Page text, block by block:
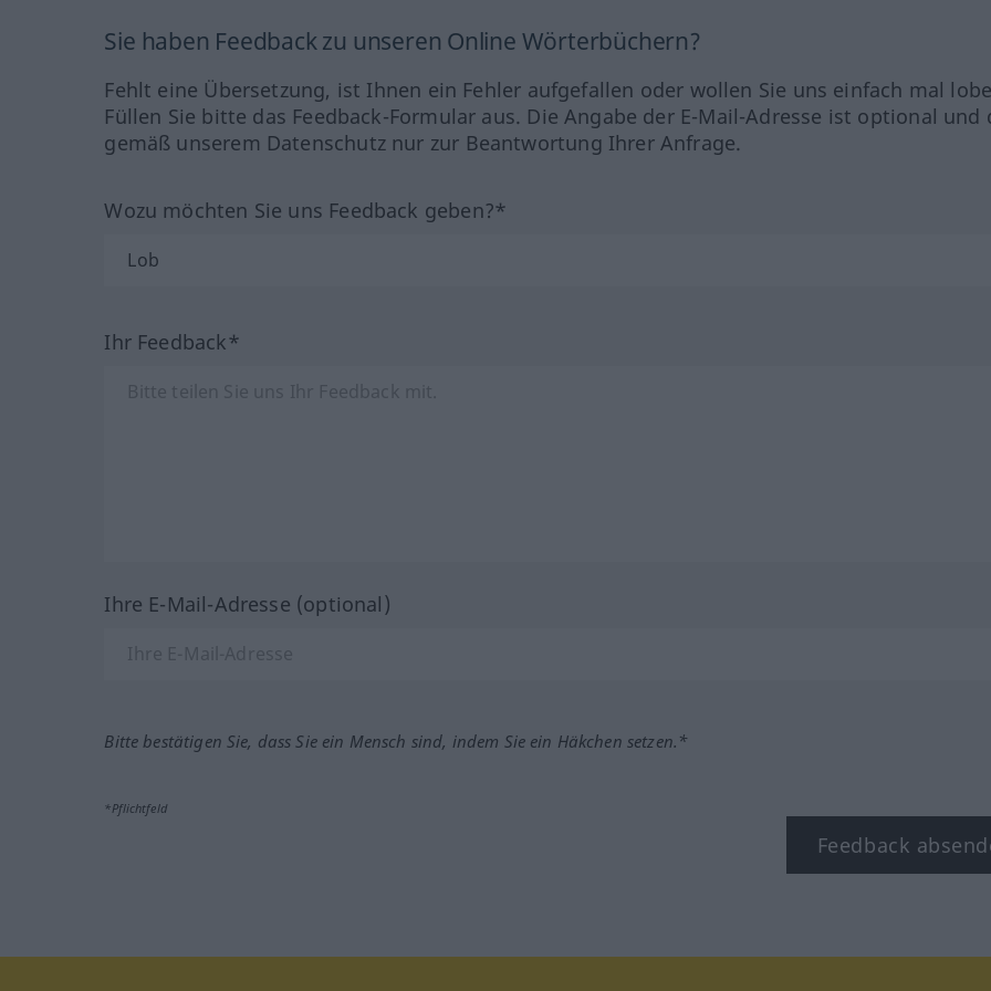
Sie haben Feedback zu unseren Online Wörterbüchern?
Fehlt eine Übersetzung, ist Ihnen ein Fehler aufgefallen oder wollen Sie uns einfach mal
Füllen Sie bitte das Feedback-Formular aus. Die Angabe der E-Mail-Adresse ist optional und
gemäß unserem Datenschutz nur zur Beantwortung Ihrer Anfrage.
Wozu möchten Sie uns Feedback geben?*
Ihr Feedback*
Ihre E-Mail-Adresse (optional)
Bitte bestätigen Sie, dass Sie ein Mensch sind, indem Sie ein Häkchen setzen.*
*Pflichtfeld
Feedback